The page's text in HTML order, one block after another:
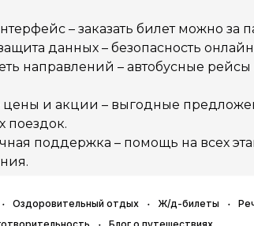
– заказать билет можно за
данных – безопасность
направлений – автобусные рейсы
цены и акции – выгодные
поездок.
поддержка – помощь на всех
Оздоровительный отдых Ж/д-билеты